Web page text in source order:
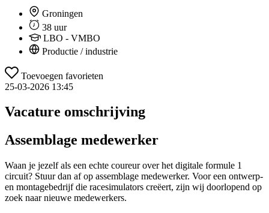
Groningen
38 uur
LBO - VMBO
Productie / industrie
Toevoegen favorieten
25-03-2026 13:45
Vacature omschrijving
Assemblage medewerker
Waan je jezelf als een echte coureur over het digitale formule 1
circuit? Stuur dan af op assemblage medewerker. Voor een ontwerp-
en montagebedrijf die racesimulators creëert, zijn wij doorlopend op
zoek naar nieuwe medewerkers.